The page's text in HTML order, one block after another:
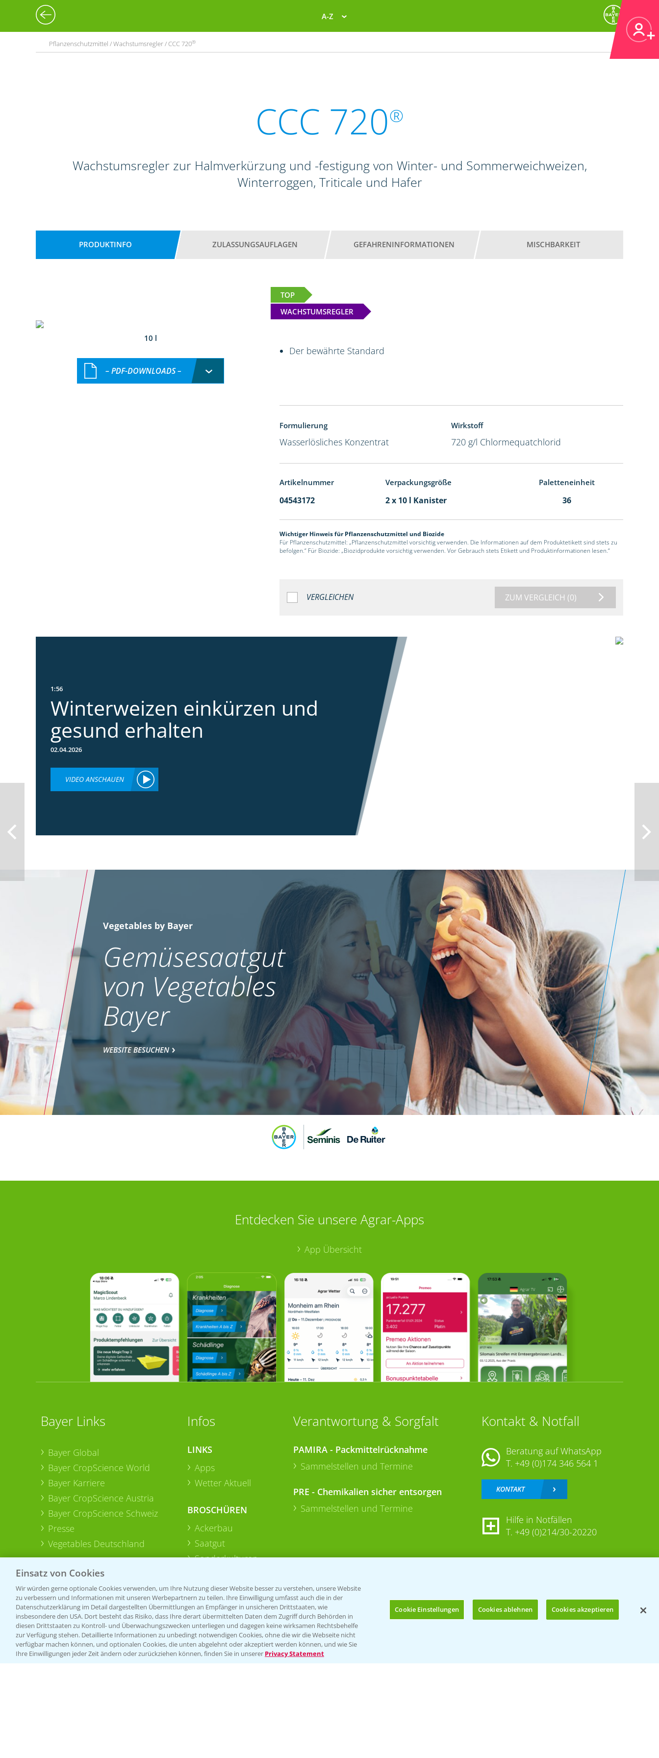
A-Z
Pflanzenschutzmittel / Wachstumsregler / CCC 720®
CCC 720®
Wachstumsregler zur Halmverkürzung und -festigung von Winter- und Sommerweichweizen,
Winterroggen, Triticale und Hafer
PRODUKTINFO ZULASSUNGSAUFLAGEN GEFAHRENINFORMATIONEN MISCHBARKEIT
TOP
WACHSTUMSREGLER
10 l
– PDF-DOWNLOADS –
Der bewährte Standard
Formulierung
Wasserlösliches Konzentrat
Wirkstoff
720 g/l Chlormequatchlorid
Artikelnummer Verpackungsgröße Paletteneinheit
04543172 2 x 10 l Kanister 36
Wichtiger Hinweis für Pflanzenschutzmittel und Biozide
Für Pflanzenschutzmittel: „Pflanzenschutzmittel vorsichtig verwenden. Die Informationen auf dem Produktetikett sind stets zu
befolgen.“ Für Biozide: „Biozidprodukte vorsichtig verwenden. Vor Gebrauch stets Etikett und Produktinformationen lesen.“
VERGLEICHEN ZUM VERGLEICH (0)
1:56
Winterweizen einkürzen und
gesund erhalten
02.04.2026
VIDEO ANSCHAUEN
Bis zu 4 Produkte vergleichen:
Vegetables by Bayer
Gemüsesaatgut
von Vegetables
Bayer
WEBSITE BESUCHEN
Entdecken Sie unsere Agrar-Apps
App Übersicht
Bayer Links
Bayer Global
Bayer CropScience World
Bayer Karriere
Bayer CropScience Austria
Bayer CropScience Schweiz
Presse
Vegetables Deutschland
Infos
LINKS
Apps
Wetter Aktuell
BROSCHÜREN
Ackerbau
Saatgut
Sonderkulturen
Verantwortung & Sorgfalt
PAMIRA - Packmittelrücknahme
Sammelstellen und Termine
PRE - Chemikalien sicher entsorgen
Sammelstellen und Termine
Kontakt & Notfall
Beratung auf WhatsApp
T. +49 (0)174 346 564 1
KONTAKT
Hilfe in Notfällen
T. +49 (0)214/30-20220
Folgen Sie uns
Einsatz von Cookies
Wir würden gerne optionale Cookies verwenden, um Ihre Nutzung dieser Website besser zu verstehen, unsere Website
zu verbessern und Informationen mit unseren Werbepartnern zu teilen. Ihre Einwilligung umfasst auch die in der
Datenschutzerklärung im Detail dargestellten Übermittlungen an Empfänger in unsicheren Drittstaaten, wie
insbesondere den USA. Dort besteht das Risiko, dass Ihre derart übermittelten Daten dem Zugriff durch Behörden in
diesen Drittstaaten zu Kontroll- und Überwachungszwecken unterliegen und dagegen keine wirksamen Rechtsbehelfe
zur Verfügung stehen. Detaillierte Informationen zu unbedingt notwendigen Cookies, ohne die wir die Webseite nicht
verfügbar machen können, und optionalen Cookies, die unten abgelehnt oder akzeptiert werden können, und wie Sie
Ihre Einwilligungen jeder Zeit ändern oder zurückziehen können, finden Sie in unserer Privacy Statement
Cookie Einstellungen Cookies ablehnen Cookies akzeptieren